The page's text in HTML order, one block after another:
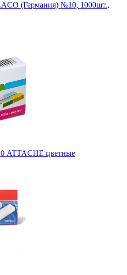
(Германия) №10, 1000шт.,
ATTACHE цветные